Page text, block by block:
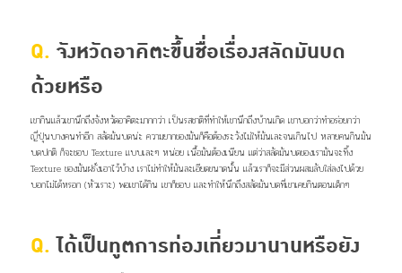
Q. จังหวัดอาคิตะขึ้นชื่อเรื่องสลัดมันบด
ด้วยหรือ
เขากินแล้วเขานึกถึงจังหวัดอาคิตะมากกว่า เป็นรสชาติที่ทำให้เขานึกถึงบ้านเกิด เขาบอกว่าทำอร่อยกว่า
ญี่ปุ่นบางคนทำอีก สลัดมันบดน่ะ ความยากของมันก็คือต้องระวังไม่ให้มันเละจนเกินไป หลายคนกินมัน
บดปกติ ก็จะชอบ Texture แบบเละๆ หน่อย เนื้อมันต้องเนียน แต่ว่าสลัดมันบดของเรามันจะทิ้ง
Texture ของมันฝรั่งเอาไว้บ้าง เราไม่ทำให้มันละเอียดขนาดนั้น แล้วเราก็จะมีส่วนผสมลับใส่ลงไปด้วย
บอกไม่ได้หรอก (หัวเราะ) พอเขาได้กิน เขาก็ชอบ และทำให้นึกถึงสลัดมันบดที่เขาเคยกินตอนเด็กๆ
Q.ได้เป็นทูตการท่องเที่ยวมานานหรือยัง